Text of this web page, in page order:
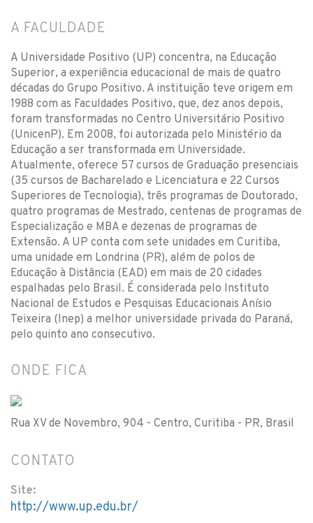
A FACULDADE
A Universidade Positivo (UP) concentra, na Educação
Superior, a experiência educacional de mais de quatro
décadas do Grupo Positivo. A instituição teve origem em
1988 com as Faculdades Positivo, que, dez anos depois,
foram transformadas no Centro Universitário Positivo
(UnicenP). Em 2008, foi autorizada pelo Ministério da
Educação a ser transformada em Universidade.
Atualmente, oferece 57 cursos de Graduação presenciais
(35 cursos de Bacharelado e Licenciatura e 22 Cursos
Superiores de Tecnologia), três programas de Doutorado,
quatro programas de Mestrado, centenas de programas de
Especialização e MBA e dezenas de programas de
Extensão. A UP conta com sete unidades em Curitiba,
uma unidade em Londrina (PR), além de polos de
Educação à Distância (EAD) em mais de 20 cidades
espalhadas pelo Brasil. É considerada pelo Instituto
Nacional de Estudos e Pesquisas Educacionais Anísio
Teixeira (Inep) a melhor universidade privada do Paraná,
pelo quinto ano consecutivo.
ONDE FICA
Rua XV de Novembro, 904 - Centro, Curitiba - PR, Brasil
CONTATO
Site:
http://www.up.edu.br/